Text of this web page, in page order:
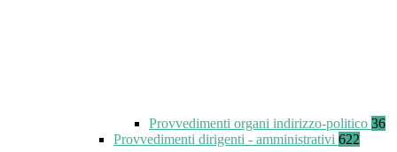
Provvedimenti organi indirizzo-politico 36
Provvedimenti dirigenti - amministrativi 622